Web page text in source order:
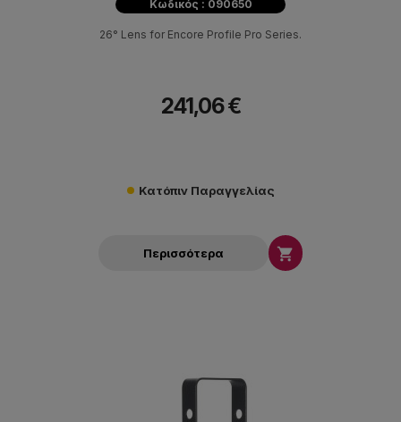
Κωδικός : 090650
26° Lens for Encore Profile Pro Series.
241,06 €
Κατόπιν Παραγγελίας
Περισσότερα 